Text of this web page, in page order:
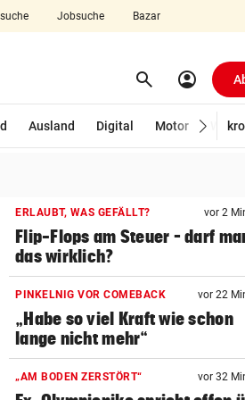
Jobsuche Bazar
search Suchen
account_circle
Ausland Digital Motor
ERLAUBT, WAS GEFÄLLT? vor 2
Flip-Flops am Steuer – darf
das wirklich?
PINKELNIG VOR COMEBACK vor 22
„Habe so viel Kraft wie schon
lange nicht mehr“
„AM BODEN ZERSTÖRT“ vor 32